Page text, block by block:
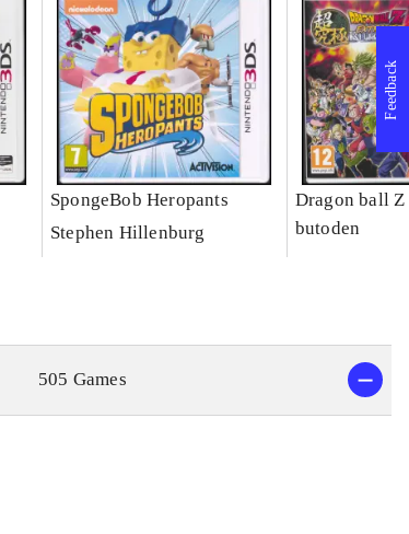
SpongeBob Heropants
Stephen Hillenburg
Dragon ball Z
butoden
505 Games
Feedback